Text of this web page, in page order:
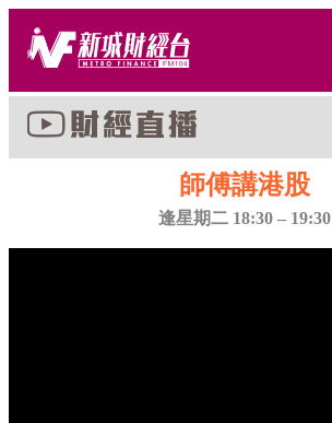
師傅講港股
逢星期二 18:30 – 19:30